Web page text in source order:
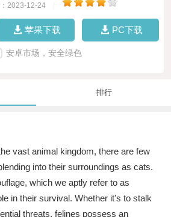
2023-12-24
苹果下载 PC下载
安卓市场，安全绿色
排行
vast animal kingdom, there are few
into their surroundings as cats.
which we aptly refer to as
in their survival. Whether it's to stalk
threats, felines possess an